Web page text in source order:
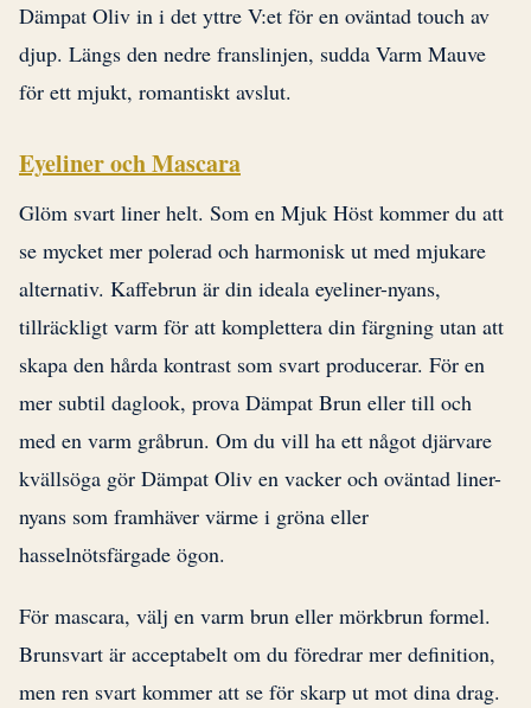
Dämpat Oliv in i det yttre V:et för en oväntad touch av
djup. Längs den nedre franslinjen, sudda Varm Mauve
för ett mjukt, romantiskt avslut.
Eyeliner och Mascara
Glöm svart liner helt. Som en Mjuk Höst kommer du att
se mycket mer polerad och harmonisk ut med mjukare
alternativ. Kaffebrun är din ideala eyeliner-nyans,
tillräckligt varm för att komplettera din färgning utan att
skapa den hårda kontrast som svart producerar. För en
mer subtil daglook, prova Dämpat Brun eller till och
med en varm gråbrun. Om du vill ha ett något djärvare
kvällsöga gör Dämpat Oliv en vacker och oväntad liner-
nyans som framhäver värme i gröna eller
hasselnötsfärgade ögon.
För mascara, välj en varm brun eller mörkbrun formel.
Brunsvart är acceptabelt om du föredrar mer definition,
men ren svart kommer att se för skarp ut mot dina drag.